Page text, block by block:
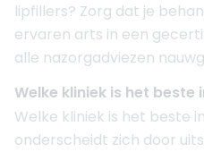
lipfillers? Zorg dat je
ervaren arts in een
alle nazorgadviezen
Welke kliniek is het beste
Welke kliniek is het beste
onderscheidt zich door